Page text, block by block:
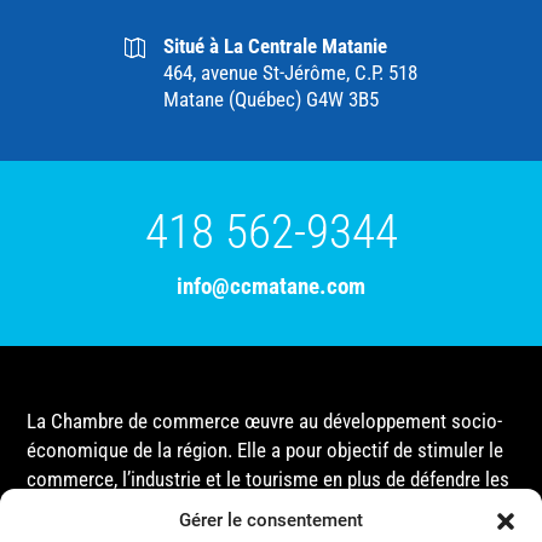
Gérer le consentement
Situé à La Centrale Matanie
464, avenue St-Jérôme, C.P. 518
Matane (Québec) G4W 3B5
418 562-9344
info@ccmatane.com
La Chambre de commerce œuvre au développement socio-
économique de la région. Elle a pour objectif de stimuler le
commerce, l’industrie et le tourisme en plus de défendre les
intérêts de ses membres et de l’ensemble de la